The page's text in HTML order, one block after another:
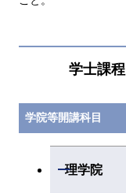
学士課程
学院等開講科目
理学院
開閉